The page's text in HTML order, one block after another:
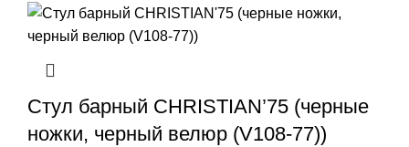
Стул барный CHRISTIAN’75 (черные
ножки, черный велюр (V108-77))